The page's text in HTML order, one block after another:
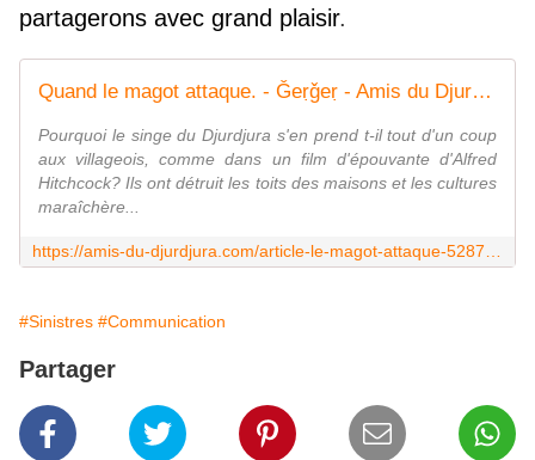
partagerons avec grand plaisir.
Quand le magot attaque. - Ǧeṛǧeṛ - Amis du Djurdjura
Pourquoi le singe du Djurdjura s'en prend t-il tout d'un coup
aux villageois, comme dans un film d'épouvante d'Alfred
Hitchcock? Ils ont détruit les toits des maisons et les cultures
maraîchère...
#Sinistres #Communication
Partager